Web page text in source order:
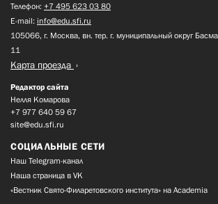
Телефон: +7 495 623 03 80
E-mail: info@edu.sfi.ru
105066, г. Москва, вн. тер. г. муниципальный округ
11
Карта проезда
Редактор сайта
Нелля Комарова
+7 977 640 59 67
site@edu.sfi.ru
СОЦИАЛЬНЫЕ СЕТИ
Наш Telegram-канал
Наша страница в VK
«Вестник Свято-Филаретовского института» на Academia